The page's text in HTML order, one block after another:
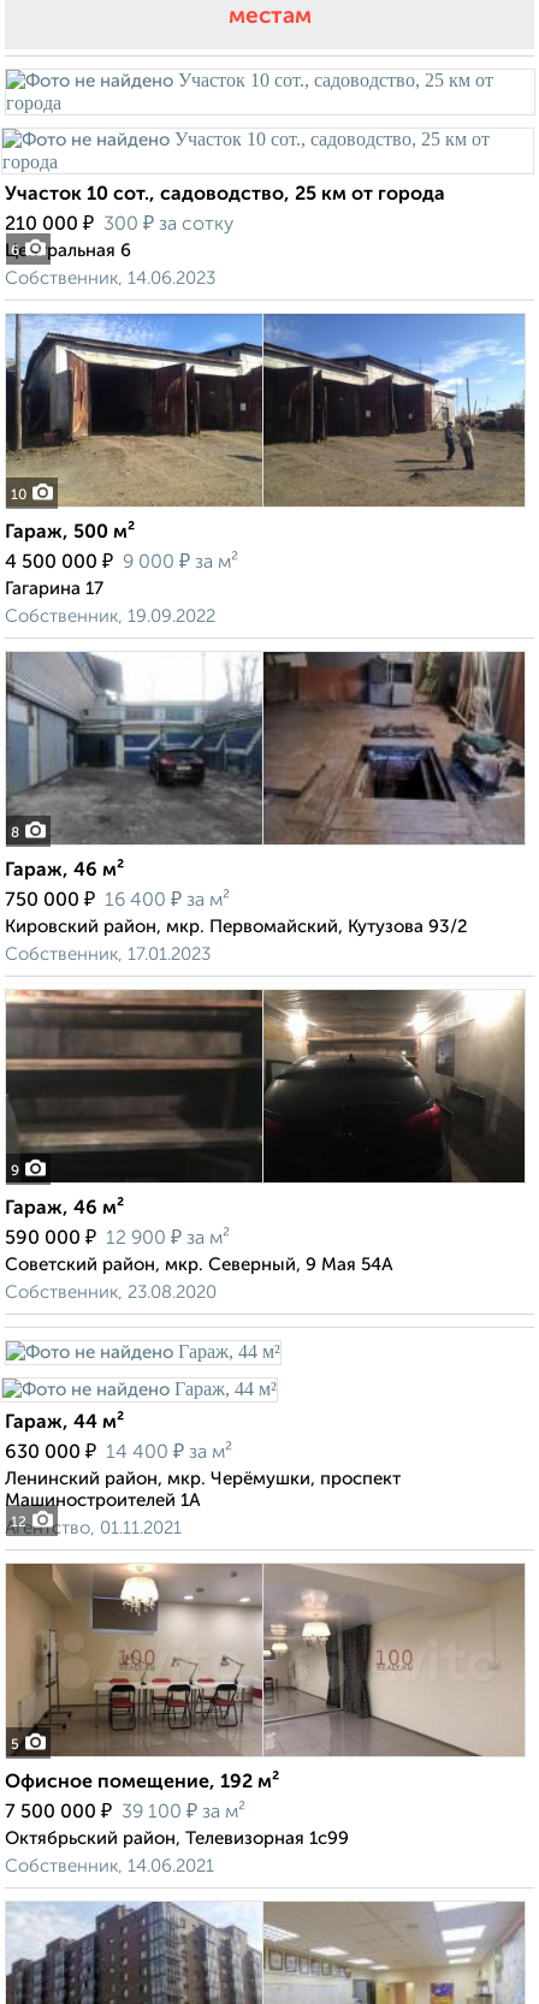
местам
6
Участок 10 сот., садоводство, 25 км от города
210 000 ₽ 300 ₽ за сотку
Центральная 6
Собственник, 14.06.2023
10
Гараж, 500 м²
4 500 000 ₽ 9 000 ₽ за м²
Гагарина 17
Собственник, 19.09.2022
8
Гараж, 46 м²
750 000 ₽ 16 400 ₽ за м²
Кировский район, мкр. Первомайский, Кутузова 93/2
Собственник, 17.01.2023
9
Гараж, 46 м²
590 000 ₽ 12 900 ₽ за м²
Советский район, мкр. Северный, 9 Мая 54А
Собственник, 23.08.2020
12
Гараж, 44 м²
630 000 ₽ 14 400 ₽ за м²
Ленинский район, мкр. Черёмушки, проспект
Машиностроителей 1А
Агентство, 01.11.2021
5
Офисное помещение, 192 м²
7 500 000 ₽ 39 100 ₽ за м²
Октябрьский район, Телевизорная 1с99
Собственник, 14.06.2021